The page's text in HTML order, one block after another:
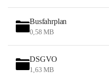
„ihre Wiener“. Seit 1960
Wochenendhäuser im
waldreichen Jagdgebietes
Das Wandern ist aus
Tätigkeit. Das hügelige
Busfahrplan
0,58 MB
DSGVO
1,63 MB